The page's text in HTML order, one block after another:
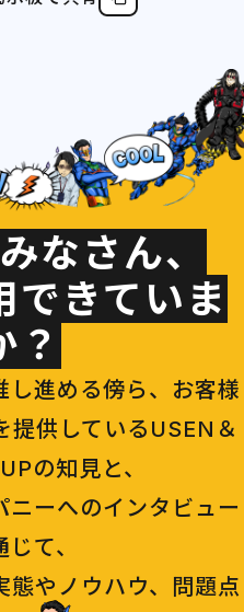
なさん、
できていま
？
進める傍ら、お客様
提供しているUSEN＆
の知見と、
ーへのインタビュー
て、
やノウハウ、問題点